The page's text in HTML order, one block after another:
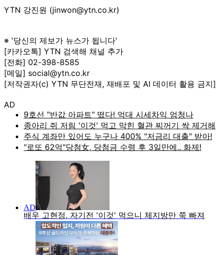
YTN 강진원 (jinwon@ytn.co.kr)
※ '당신의 제보가 뉴스가 됩니다'
[카카오톡] YTN 검색해 채널 추가
[전화] 02-398-8585
[메일] social@ytn.co.kr
[저작권자(c) YTN 무단전재, 재배포 및 AI 데이터 활용 금지]
AD